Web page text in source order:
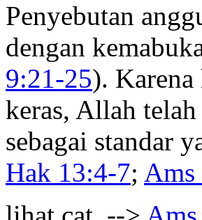
Penyebutan
dengan
9:21-25).
keras, Allah
sebagai standar
Hak 13:4-7; Ams